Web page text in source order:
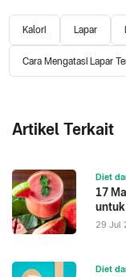
Kalori Lapar
Cara Mengatasi Lapar
Artikel Terkait
Diet
17
29 Jul
Diet